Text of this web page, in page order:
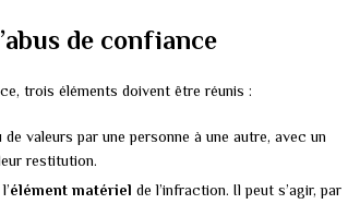
de confiance
trois éléments doivent être réunis :
de valeurs par une personne à une autre, avec un
restitution.
élément matériel de l’infraction. Il peut s’agir, par